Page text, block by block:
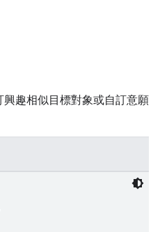
趣相似目標對象或自訂意願